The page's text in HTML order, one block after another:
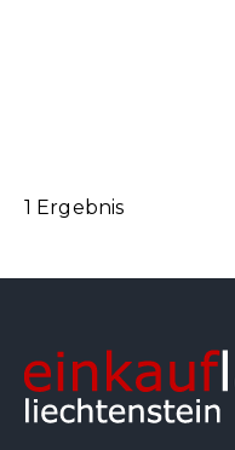
1 Ergebnis